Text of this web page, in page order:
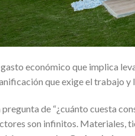
gasto económico que implica
que exige el trabajo
pregunta de “¿cuánto cuesta
son infinitos. Materiales,